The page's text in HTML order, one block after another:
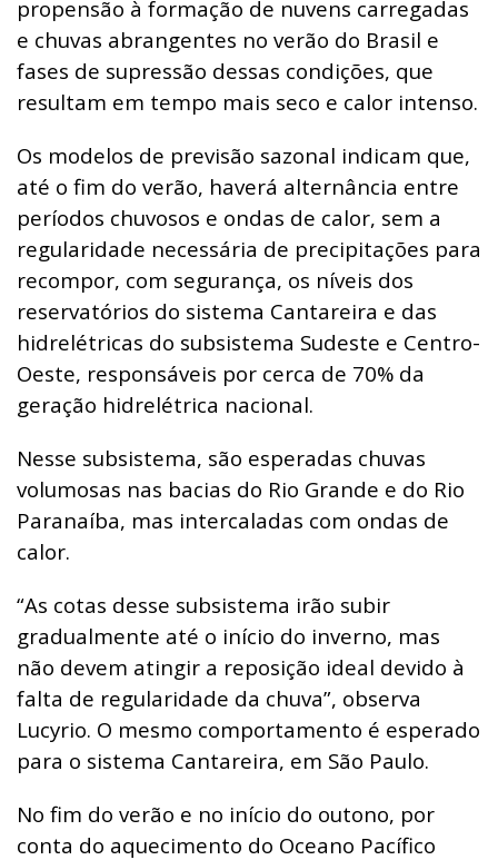
propensão à formação de nuvens carregadas
e chuvas abrangentes no verão do Brasil e
fases de supressão dessas condições, que
resultam em tempo mais seco e calor intenso.
Os modelos de previsão sazonal indicam que,
até o fim do verão, haverá alternância entre
períodos chuvosos e ondas de calor, sem a
regularidade necessária de precipitações para
recompor, com segurança, os níveis dos
reservatórios do sistema Cantareira e das
hidrelétricas do subsistema Sudeste e Centro-
Oeste, responsáveis por cerca de 70% da
geração hidrelétrica nacional.
Nesse subsistema, são esperadas chuvas
volumosas nas bacias do Rio Grande e do Rio
Paranaíba, mas intercaladas com ondas de
calor.
“As cotas desse subsistema irão subir
gradualmente até o início do inverno, mas
não devem atingir a reposição ideal devido à
falta de regularidade da chuva”, observa
Lucyrio. O mesmo comportamento é esperado
para o sistema Cantareira, em São Paulo.
No fim do verão e no início do outono, por
conta do aquecimento do Oceano Pacífico